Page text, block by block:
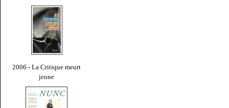
2006 - La Critique meurt
jeune